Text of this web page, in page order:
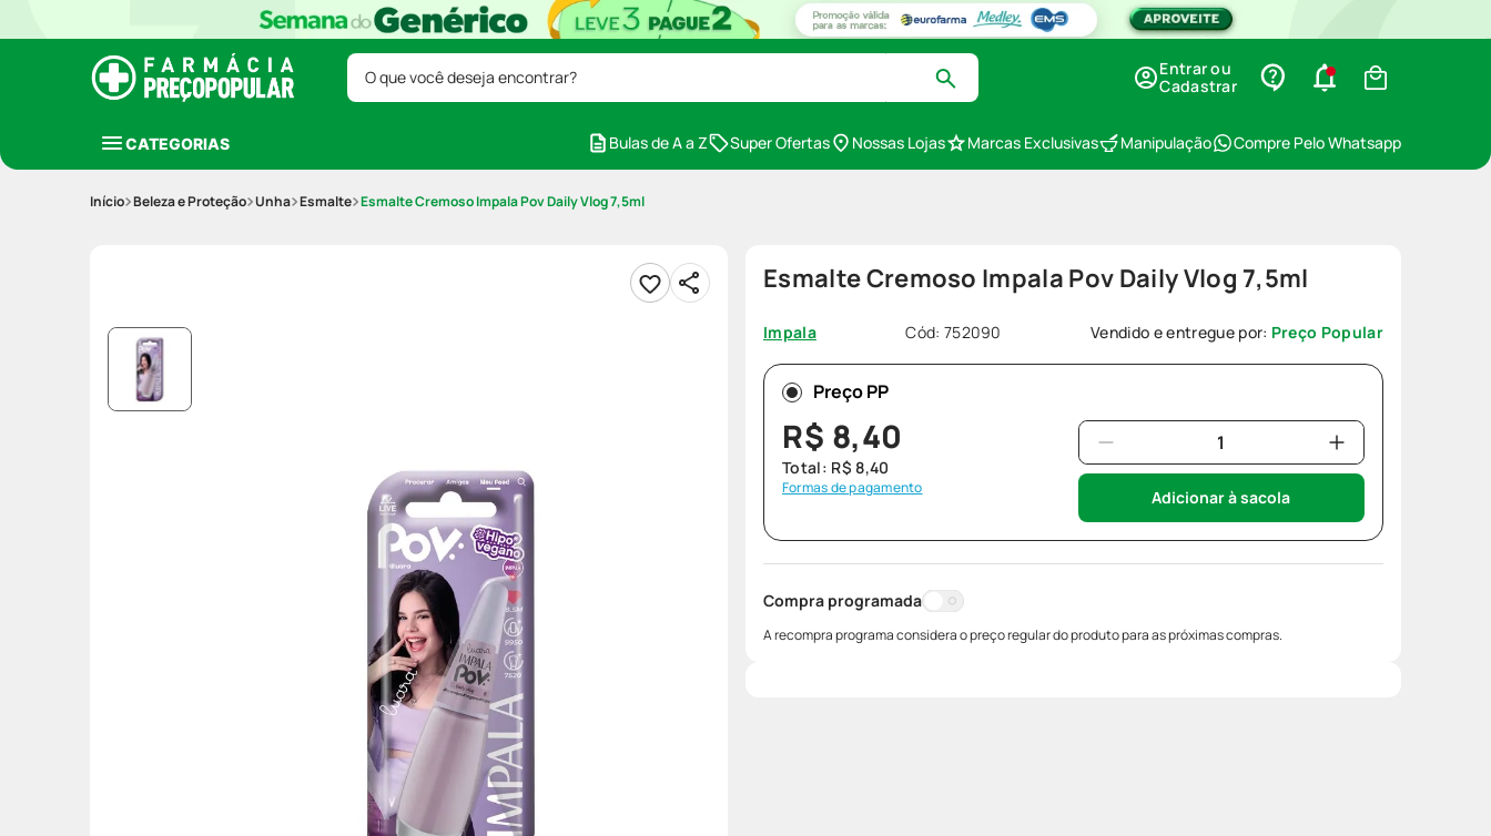
O que você deseja encontrar?
Entrar ou
Cadastrar
CATEGORIAS Bulas de A a Z Super Ofertas Nossas Lojas Marcas Exclusivas Manipulação Compre Pelo Whatsapp
Beleza e Proteção Unha Esmalte Esmalte Cremoso Impala Pov Daily Vlog 7,5ml
Esmalte Cremoso Impala Pov Daily Vlog 7,5ml
Impala Cód: 752090 Vendido e entregue por: Preço Popular
Preço PP
R$ 8,40
Total: R$ 8,40
Formas de pagamento Adicionar à sacola
Compra programada
A recompra programa considera o preço regular do produto para as próximas compras.